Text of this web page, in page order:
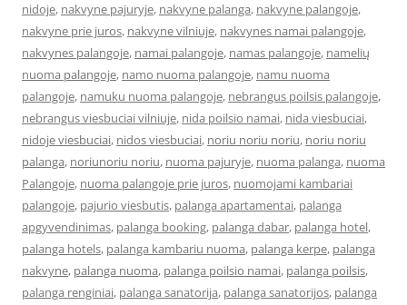
nidoje, nakvyne pajuryje, nakvyne palanga, nakvyne palangoje,
nakvyne prie juros, nakvyne vilniuje, nakvynes namai palangoje,
nakvynes palangoje, namai palangoje, namas palangoje, namelių
nuoma palangoje, namo nuoma palangoje, namu nuoma
palangoje, namuku nuoma palangoje, nebrangus poilsis palangoje,
nebrangus viesbuciai vilniuje, nida poilsio namai, nida viesbuciai,
nidoje viesbuciai, nidos viesbuciai, noriu noriu noriu, noriu noriu
palanga, noriunoriu noriu, nuoma pajuryje, nuoma palanga, nuoma
Palangoje, nuoma palangoje prie juros, nuomojami kambariai
palangoje, pajurio viesbutis, palanga apartamentai, palanga
apgyvendinimas, palanga booking, palanga dabar, palanga hotel,
palanga hotels, palanga kambariu nuoma, palanga kerpe, palanga
nakvyne, palanga nuoma, palanga poilsio namai, palanga poilsis,
palanga renginiai, palanga sanatorija, palanga sanatorijos, palanga